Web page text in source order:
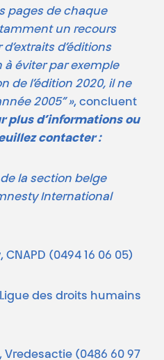
pages de chaque
un recours
d’éditions
éviter par exemple
de l’édition 2020, il ne
2005” », concluent
plus d’informations ou
contacter :
la section belge
International
(0494 16 06 05)
des droits humains
Vredesactie (0486 60 97